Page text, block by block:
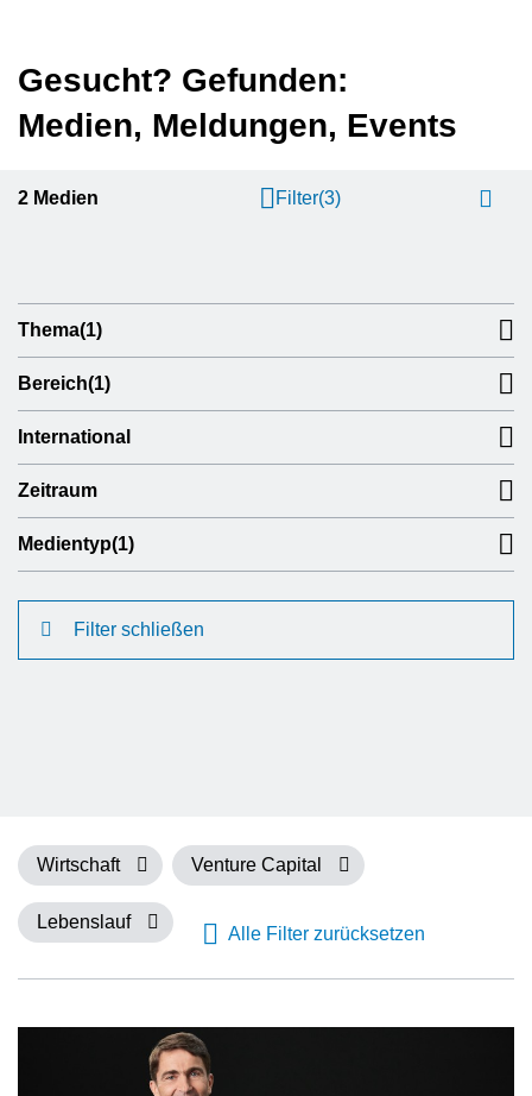
Gesucht? Gefunden:
Medien, Meldungen, Events
2 Medien Filter(3)
Thema(1)
Bereich(1)
International
Zeitraum
Medientyp(1)
Filter schließen
Wirtschaft Venture Capital
Lebenslauf
Alle Filter zurücksetzen